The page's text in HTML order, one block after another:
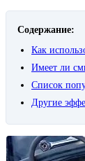
Содержание:
Как
Имеет ли
Список
Другие